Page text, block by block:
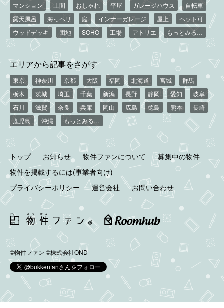
マンション
土間 おしゃれ 平屋 ガレージハウス
自転車
露天風呂
海っペリ 庭 インナーガレージ 屋上
ペット可
ウッドデッキ
団地 SOHO 工場 アトリエ もっとみる…
エリアから記事をさがす
東京 神奈川 京都 大阪 福岡 北海道 宮城
群馬
栃木
茨城 埼玉 千葉 新潟 長野 静岡 愛知
岐阜
石川
滋賀 奈良 兵庫 岡山 広島 徳島 熊本
長崎
鹿児島
沖縄 もっとみる…
トップ お知らせ 物件ファンについて
募集中の物件
物件を掲載するには(事業者向け)
プライバシーポリシー
運営会社 お問い合わせ
©物件ファン ©株式会社OND